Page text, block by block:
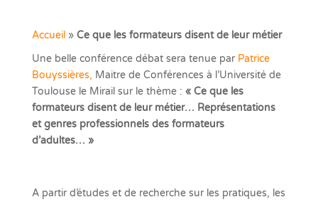
Accueil» Ce que les formateurs disent de leur métier
Une belle conférence débat sera tenue par Patrice
Bouyssières, Maitre de Conférences à l’Université de
Toulouse le Mirail sur le thème : « Ce que les
formateurs disent de leur métier… Représentations
et genres professionnels des formateurs
d’adultes… »
A partir d’études et de recherche sur les pratiques, les